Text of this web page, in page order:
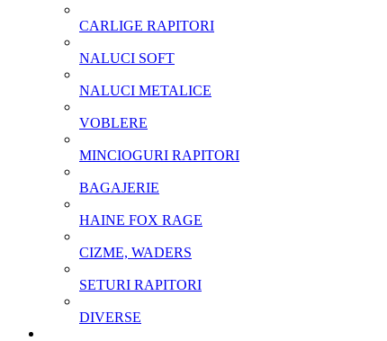
CARLIGE RAPITORI
NALUCI SOFT
NALUCI METALICE
VOBLERE
MINCIOGURI RAPITORI
BAGAJERIE
HAINE FOX RAGE
CIZME, WADERS
SETURI RAPITORI
DIVERSE